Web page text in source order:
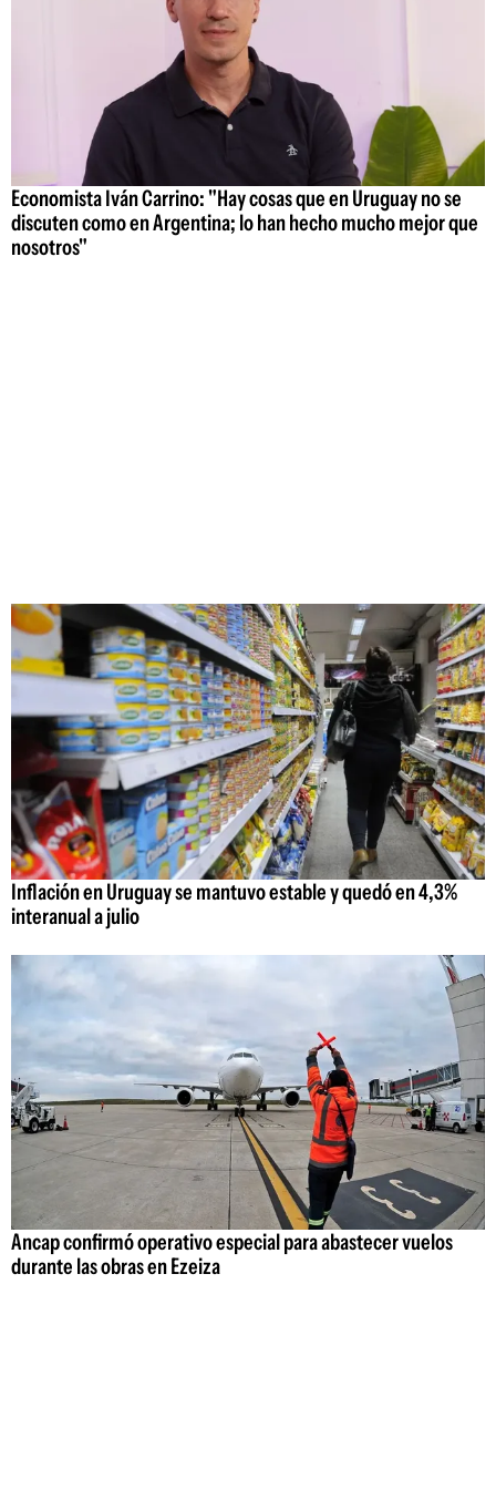
Economista Iván Carrino: "Hay cosas que en Uruguay no se
discuten como en Argentina; lo han hecho mucho mejor que
nosotros"
Inflación en Uruguay se mantuvo estable y quedó en 4,3%
interanual a julio
Ancap confirmó operativo especial para abastecer vuelos
durante las obras en Ezeiza